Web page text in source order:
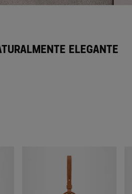
ELEGANTE